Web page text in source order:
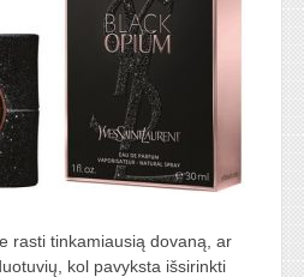
rasti tinkamiausią dovaną, ar
kol pavyksta išsirinkti